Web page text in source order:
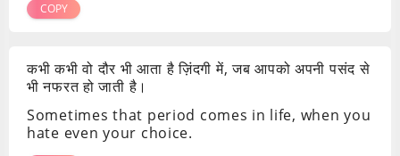
COPY
कभी कभी वो दौर भी आता है ज़िंदगी में, जब आपको अपनी पसंद से
भी नफरत हो जाती है।
Sometimes that period comes in life, when you
hate even your choice.